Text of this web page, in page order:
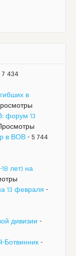
7 434
в
форум 13
в ВОВ - 5 744
лет) на
13 февраля -
дивизии -
Ботвинник -